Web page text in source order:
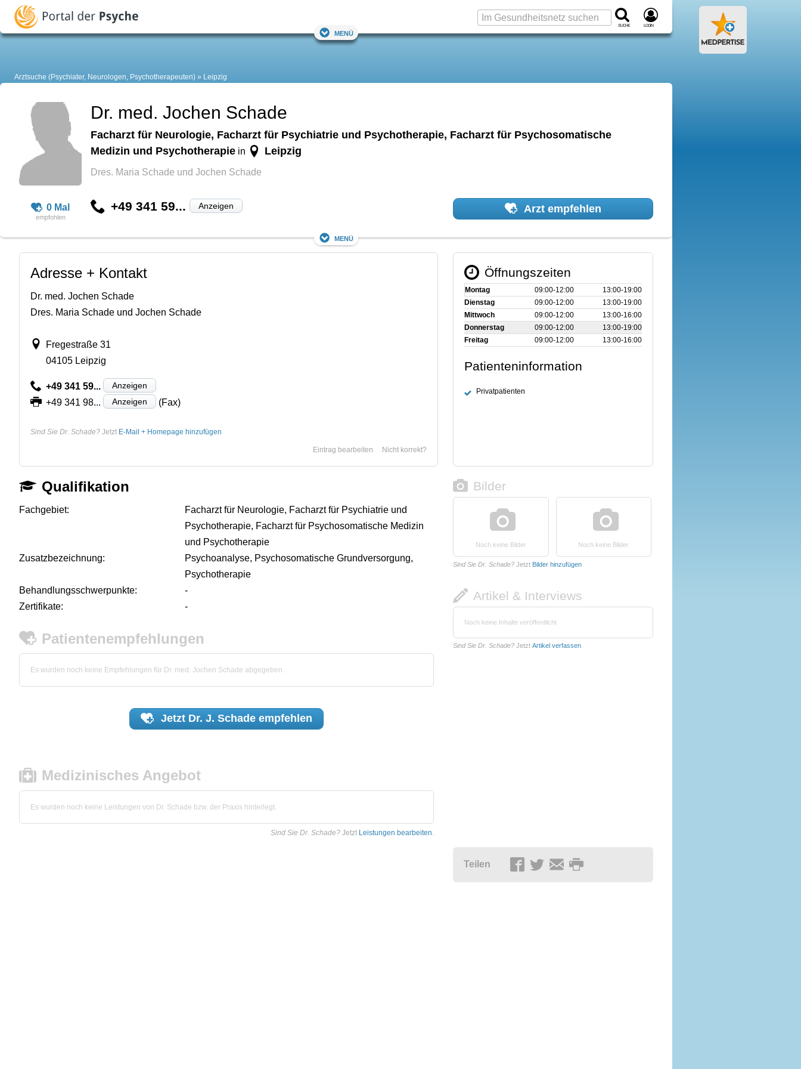
Suche Login
Menü
Arztsuche (Psychiater, Neurologen, Psychotherapeuten) Leipzig
0 Mal
Dr. med. Jochen Schade
Facharzt für Neurologie, Facharzt für Psychiatrie und Psychotherapie, Facharzt für Psychosomatische
Medizin und Psychotherapie in Leipzig
Dres. Maria Schade und Jochen Schade
+49 341 59... Anzeigen Arzt empfehlen
Menü
Adresse + Kontakt
Dr. med. Jochen Schade
Dres. Maria Schade und Jochen Schade
Fregestraße 31
04105 Leipzig
+49 341 59... Anzeigen
+49 341 98... Anzeigen (Fax)
Sind Sie Dr. Schade? Jetzt E-Mail + Homepage hinzufügen
Nicht korrekt?
Eintrag bearbeiten
Öffnungszeiten
Montag 09:00‑12:00
13:00‑19:00
Dienstag
09:00‑12:00
13:00‑19:00
Mittwoch
09:00‑12:00
13:00‑16:00
Donnerstag
09:00‑12:00
13:00‑19:00
Freitag
09:00‑12:00 13:00‑16:00
Patienteninformation
Privatpatienten
Qualifikation
Fachgebiet:
Facharzt für Neurologie, Facharzt für Psychiatrie und
Psychotherapie, Facharzt für Psychosomatische Medizin
und Psychotherapie
Zusatzbezeichnung:
Psychoanalyse, Psychosomatische Grundversorgung,
Psychotherapie
Behandlungsschwerpunkte:
-
Zertifikate:
-
Patientenempfehlungen
Es wurden noch keine Empfehlungen für Dr. med. Jochen Schade abgegeben.
Jetzt Dr. J. Schadeempfehlen
Medizinisches Angebot
Es wurden noch keine Leistungen von Dr. Schade bzw. der Praxis hinterlegt.
Sind Sie Dr. Schade? Jetzt Leistungen bearbeiten.
Bilder
Noch keine Bilder Noch keine Bilder
Sind Sie Dr. Schade? Jetzt Bilder hinzufügen
Artikel & Interviews
Noch keine Inhalte veröffentlicht
Sind Sie Dr. Schade? Jetzt Artikel verfassen
Teilen